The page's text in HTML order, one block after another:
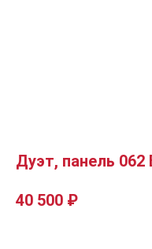
Дуэт, панель
40 500 ₽